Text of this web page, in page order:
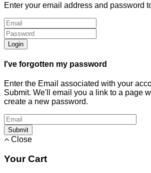
Enter your email address and password
Login
I've forgotten my password
Enter the Email associated with your
Submit. We'll email you a link to a page
create a new password.
Submit
Close
Your Cart